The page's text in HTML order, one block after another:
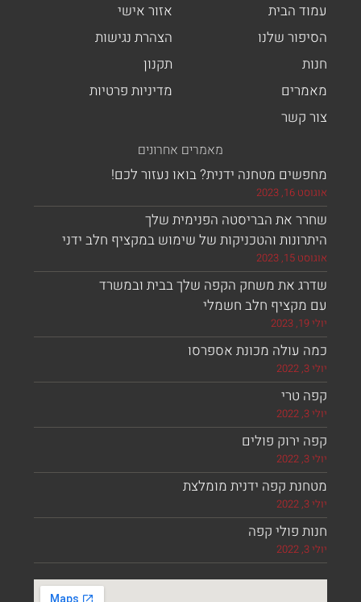
הבית
שלנו
אזור אישי
הצהרת נגישות
מדיניות פרטיות
מאמרים אחרונים
מטחנה ידנית? בואו נעזור לכם!
את הבריסטה הפנימית שלך
והטכניקות של שימוש במקציף חלב ידני
את משחק הקפה שלך בבית ובמשרד
חלב חשמלי
עולה מכונת אספרסו
ירוק פולים
קפה ידנית מומלצת
פולי קפה